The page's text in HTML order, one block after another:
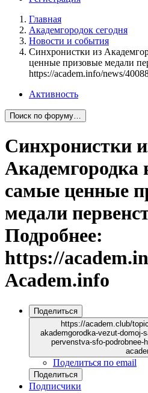
Главная
Академгородок сегодня
Новости и события
Синхронистки из
ценные призовые медали
https://academ.info/news/
Активность
Поиск по форуму…
Синхронистки
Академгородка
самые ценные
медали
Подробнее:
https://
Academ.info
Поделиться
https://academ.club/
akademgorodka-vezut-domoj-
pervenstva-sfo-podrobnee-
Поделиться по email
Поделиться
Подписчики